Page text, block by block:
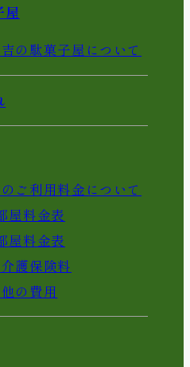
屋
の駄菓子屋について
ご利用料金について
屋料金表
屋料金表
護保険料
の費用